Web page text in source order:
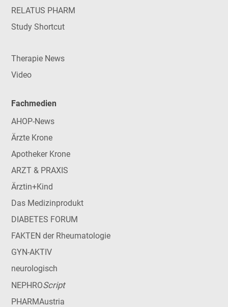
RELATUS PHARM
Study Shortcut
Therapie News
Video
Fachmedien
AHOP-News
Ärzte Krone
Apotheker Krone
ARZT & PRAXIS
Ärztin+Kind
Das Medizinprodukt
DIABETES FORUM
FAKTEN der Rheumatologie
GYN-AKTIV
neurologisch
NEPHROScript
PHARMAustria